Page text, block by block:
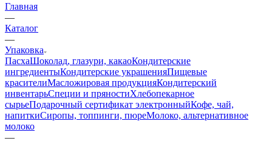
Главная
—
Каталог
—
Упаковка
ПасхаШоколад, глазури, какаоКондитерские
ингредиентыКондитерские украшенияПищевые
красителиМасложировая продукцияКондитерский
инвентарьСпеции и пряностиХлебопекарное
сырьеПодарочный сертификат электронныйКофе, чай,
напиткиСиропы, топпинги, пюреМолоко, альтернативное
молоко
—